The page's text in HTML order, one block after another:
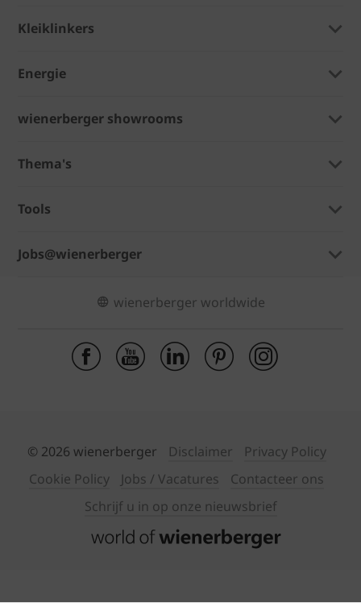
Kleiklinkers
Energie
wienerberger showrooms
Thema's
Tools
Jobs@wienerberger
wienerberger worldwide
© 2026 wienerberger Disclaimer
Privacy Policy
Cookie Policy
Jobs / Vacatures
Contacteer ons
Schrijf u in op onze nieuwsbrief